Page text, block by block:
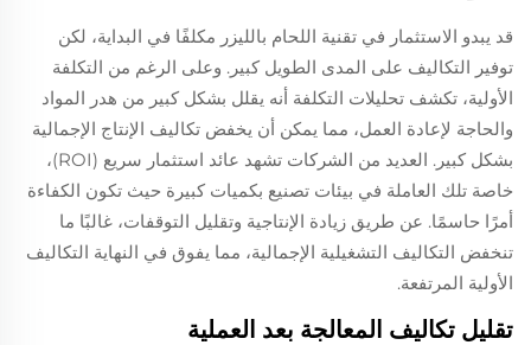
قد يبدو الاستثمار في تقنية اللحام بالليزر مكلفًا في البداية، لكن
توفير التكاليف على المدى الطويل كبير. وعلى الرغم من التكلفة
الأولية، تكشف تحليلات التكلفة أنه يقلل بشكل كبير من هدر المواد
والحاجة لإعادة العمل، مما يمكن أن يخفض تكاليف الإنتاج الإجمالية
بشكل كبير. العديد من الشركات تشهد عائد استثمار سريع (ROI)،
خاصة تلك العاملة في بيئات تصنيع بكميات كبيرة حيث تكون الكفاءة
أمرًا حاسمًا. عن طريق زيادة الإنتاجية وتقليل التوقفات، غالبًا ما
تنخفض التكاليف التشغيلية الإجمالية، مما يفوق في النهاية التكاليف
الأولية المرتفعة.
تقليل تكاليف المعالجة بعد العملية